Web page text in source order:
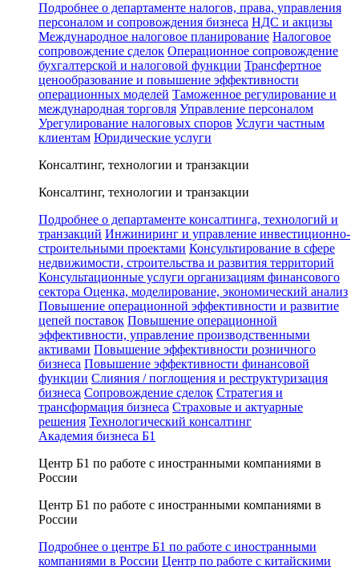
Подробнее о департаменте налогов, права, управления
персоналом и сопровождения бизнеса НДС и акцизы
Международное налоговое планирование Налоговое
сопровождение сделок Операционное сопровождение
бухгалтерской и налоговой функции Трансфертное
ценообразование и повышение эффективности
операционных моделей Таможенное регулирование и
международная торговля Управление персоналом
Урегулирование налоговых споров Услуги частным
клиентам Юридические услуги
Консалтинг, технологии и транзакции
Консалтинг, технологии и транзакции
Подробнее о департаменте консалтинга, технологий и
транзакций Инжиниринг и управление инвестиционно-
строительными проектами Консультирование в сфере
недвижимости, строительства и развития территорий
Консультационные услуги организациям финансового
сектора Оценка, моделирование, экономический анализ
Повышение операционной эффективности и развитие
цепей поставок Повышение операционной
эффективности, управление производственными
активами Повышение эффективности розничного
бизнеса Повышение эффективности финансовой
функции Слияния / поглощения и реструктуризация
бизнеса Сопровождение сделок Стратегия и
трансформация бизнеса Страховые и актуарные
решения Технологический консалтинг
Академия бизнеса Б1
Центр Б1 по работе с иностранными компаниями в
России
Центр Б1 по работе с иностранными компаниями в
России
Подробнее о центре Б1 по работе с иностранными
компаниями в России Центр по работе с китайскими